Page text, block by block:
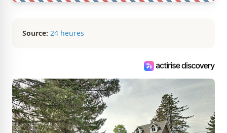
Source: 24 heures